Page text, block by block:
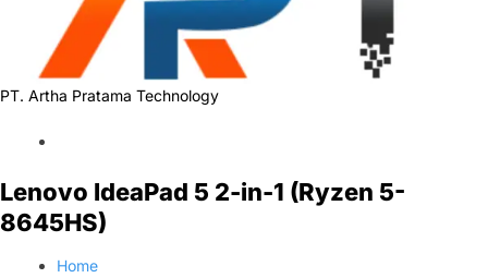
PT. Artha Pratama Technology
Lenovo IdeaPad 5 2-in-1 (Ryzen 5-
8645HS)
Home